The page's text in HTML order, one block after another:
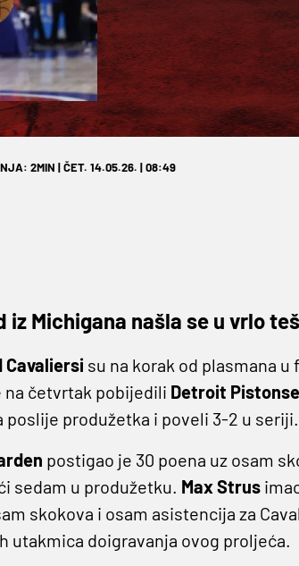
2MIN | ČET. 14.05.26. | 08:49
iz Michigana našla se u vrlo
Cavaliersi su na korak od plasmana
na četvrtak pobijedili Detroit Pistonse
poslije produžetka i poveli 3-2 u seriji.
postigao je 30 poena uz osam
sedam u produžetku. Max Strus
skokova i osam asistencija za
utakmica doigravanja ovog proljeća.